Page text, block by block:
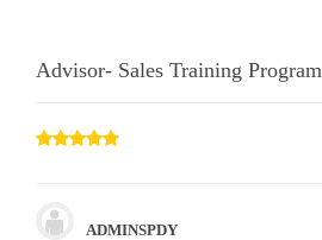
Advisor- Sales Training Program
ADMINSPDY